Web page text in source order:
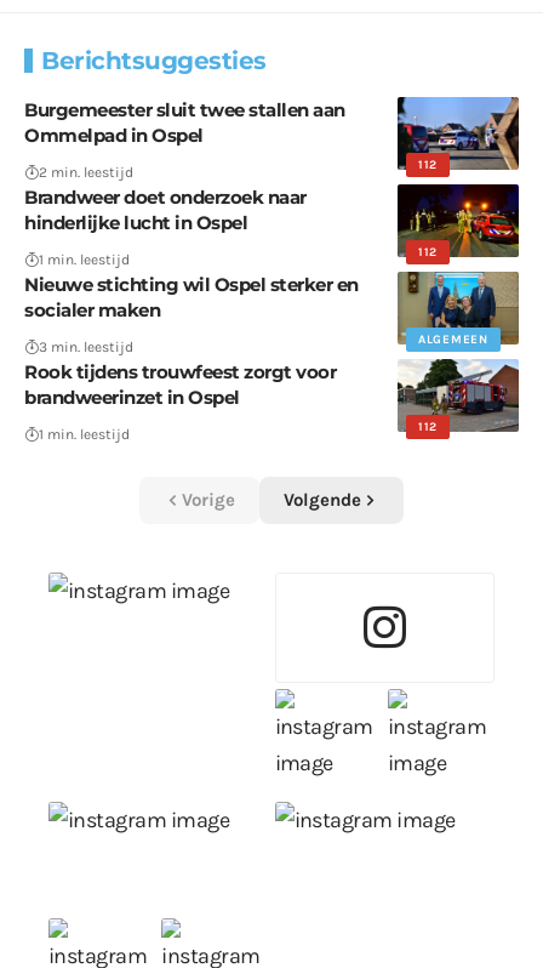
Berichtsuggesties
112
Burgemeester sluit twee stallen aan
Ommelpad in Ospel
2 min. leestijd
112
Brandweer doet onderzoek naar
hinderlijke lucht in Ospel
1 min. leestijd
ALGEMEEN
Nieuwe stichting wil Ospel sterker en
socialer maken
3 min. leestijd
112
Rook tijdens trouwfeest zorgt voor
brandweerinzet in Ospel
1 min. leestijd
Vorige Volgende